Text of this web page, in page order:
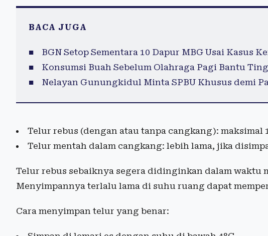
BACA JUGA
BGN Setop Sementara 10 Dapur MBG Usai Kasus
Konsumsi Buah Sebelum Olahraga Pagi Bantu
Nelayan Gunungkidul Minta SPBU Khusus demi
Telur rebus (dengan atau tanpa cangkang): maksimal
Telur mentah dalam cangkang: lebih lama, jika
Telur rebus sebaiknya segera didinginkan dalam waktu
Menyimpannya terlalu lama di suhu ruang dapat
Cara menyimpan telur yang benar: